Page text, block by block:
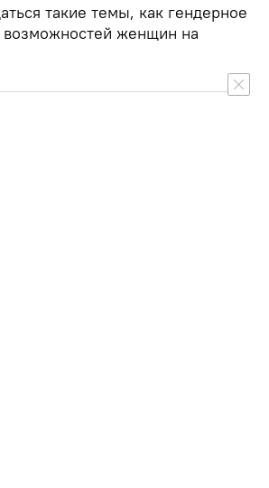
такие темы, как гендерное
возможностей женщин на